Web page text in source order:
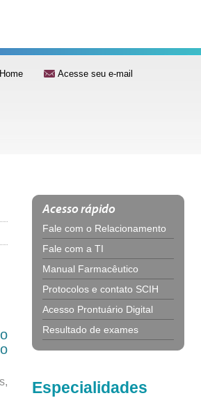
Home Acesse seu e-mail
Acesso rápido
Fale com o Relacionamento
Fale com a TI
Manual Farmacêutico
Protocolos e contato SCIH
Acesso Prontuário Digital
Resultado de exames
Especialidades